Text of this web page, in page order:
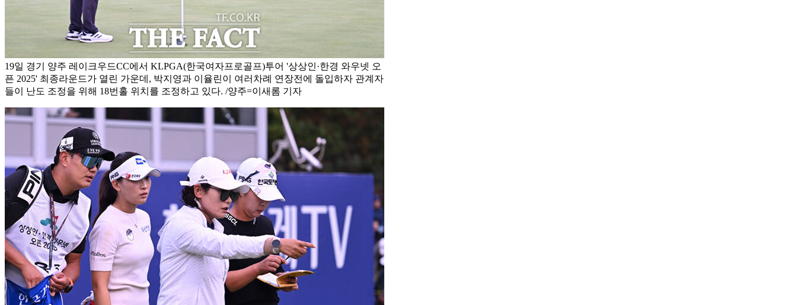
19일 경기 양주 레이크우드CC에서 KLPGA(한국여자프로골프)투어 '상상인·한경 와우넷 오
픈 2025' 최종라운드가 열린 가운데, 박지영과 이율린이 여러차례 연장전에 돌입하자 관계자
들이 난도 조정을 위해 18번홀 위치를 조정하고 있다. /양주=이새롬 기자